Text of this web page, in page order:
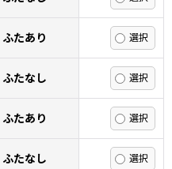
ふたあり
ふたなし
ふたあり
ふたなし